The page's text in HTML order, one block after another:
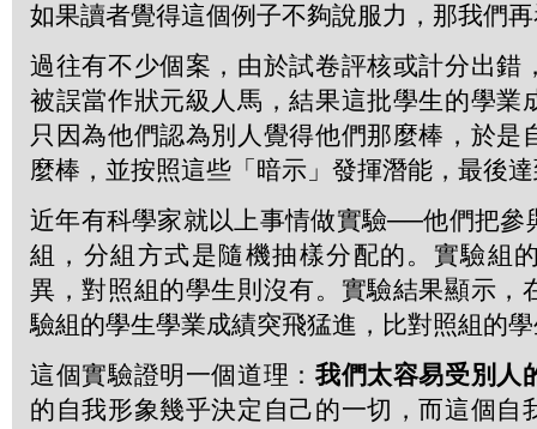
如果讀者覺得這個例子不夠說服力，那我們
過往有不少個案，由於試卷評核或計分出錯
被誤當作狀元級人馬，結果這批學生的學業
只因為他們認為別人覺得他們那麼棒，於是
麼棒，並按照這些「暗示」發揮潛能，最後
近年有科學家就以上事情做實驗──他們把參
組，分組方式是隨機抽樣分配的。實驗組
異，對照組的學生則沒有。實驗結果顯示，
驗組的學生學業成績突飛猛進，比對照組的
這個實驗證明一個道理： 我們太容易受別人
的自我形象幾乎決定自己的一切，而這個自